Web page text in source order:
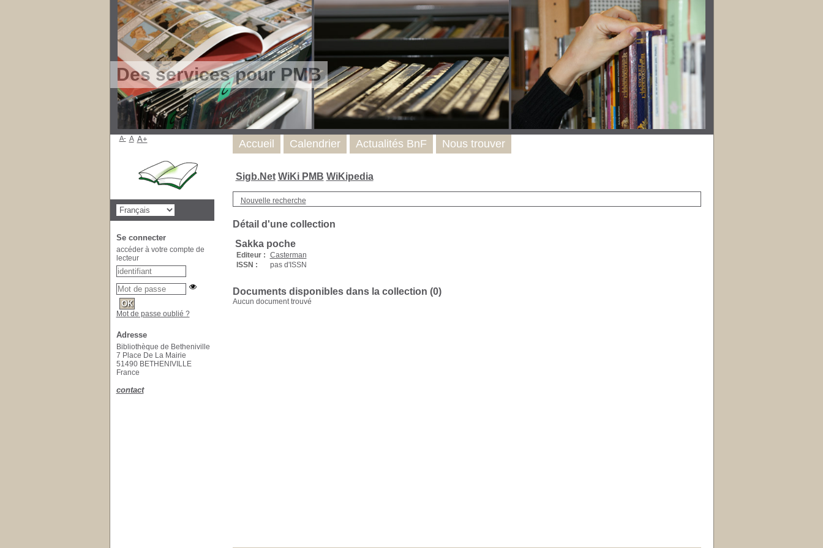
Des services pour PMB
Sigb.Net WiKi PMB WiKipedia
Nouvelle recherche
Détail d'une collection
Sakka poche
Editeur : Casterman
ISSN :
pas d'ISSN
Documents disponibles dans la collection (0)
Aucun document trouvé
Accueil Calendrier Actualités BnF Nous trouver
A- A A+
Se connecter
accéder à votre compte de
lecteur
Mot de passe oublié ?
Adresse
Bibliothèque de Betheniville
7 Place De La Mairie
51490 BETHENIVILLE
France
contact